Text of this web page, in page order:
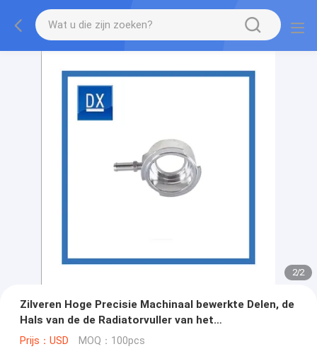
2/2
Zilveren Hoge Precisie Machinaal bewerkte Delen, de
Hals van de de Radiatorvuller van het
Staafaluminium
Prijs：USD MOQ：100pcs